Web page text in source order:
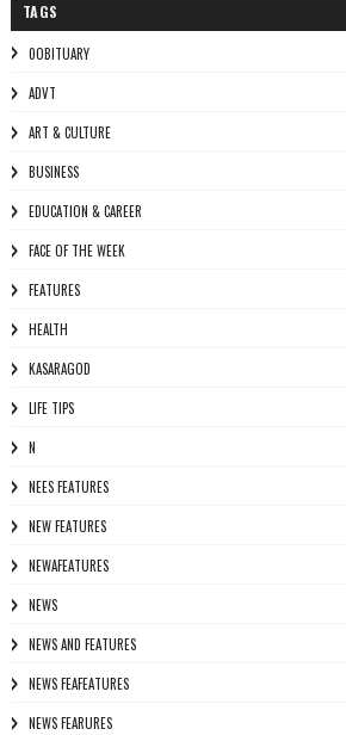
TAGS
0OBITUARY
ADVT
ART & CULTURE
BUSINESS
EDUCATION & CAREER
FACE OF THE WEEK
FEATURES
HEALTH
KASARAGOD
LIFE TIPS
N
NEES FEATURES
NEW FEATURES
NEWAFEATURES
NEWS
NEWS AND FEATURES
NEWS FEAFEATURES
NEWS FEARURES